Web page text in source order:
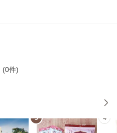
(0件)
3 4